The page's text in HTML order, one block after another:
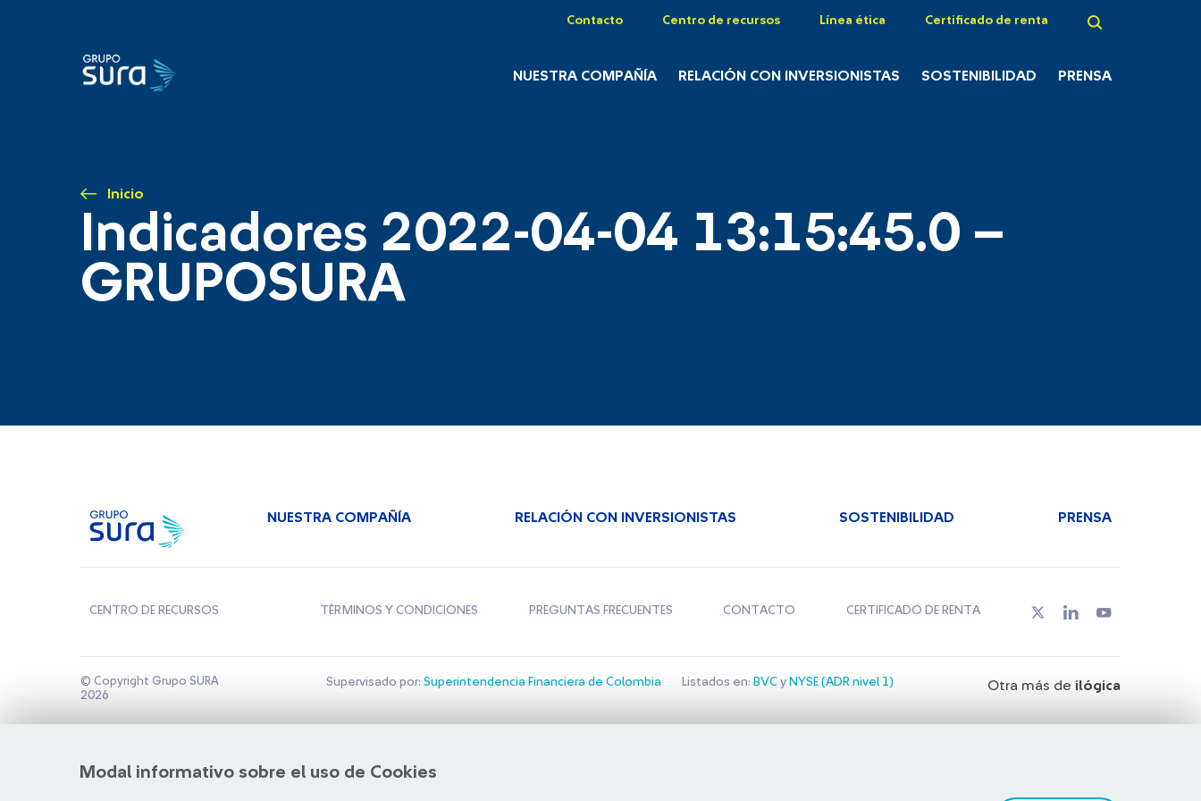
Contacto Centro de recursos Línea ética Certificado de renta
NUESTRA COMPAÑÍA RELACIÓN CON INVERSIONISTAS SOSTENIBILIDAD PRENSA
Inicio
Indicadores 2022-04-04 13:15:45.0 –
GRUPOSURA
Modal informativo sobre el uso de Cookies
NUESTRA COMPAÑÍA RELACIÓN CON INVERSIONISTAS SOSTENIBILIDAD PRENSA
CENTRO DE RECURSOS TÉRMINOS Y CONDICIONES PREGUNTAS FRECUENTES CONTACTO CERTIFICADO DE RENTA
© Copyright Grupo SURA
2026
Supervisado por: Superintendencia Financiera de Colombia Listados en: BVCy NYSE (ADR nivel 1) Otra más de ilógica